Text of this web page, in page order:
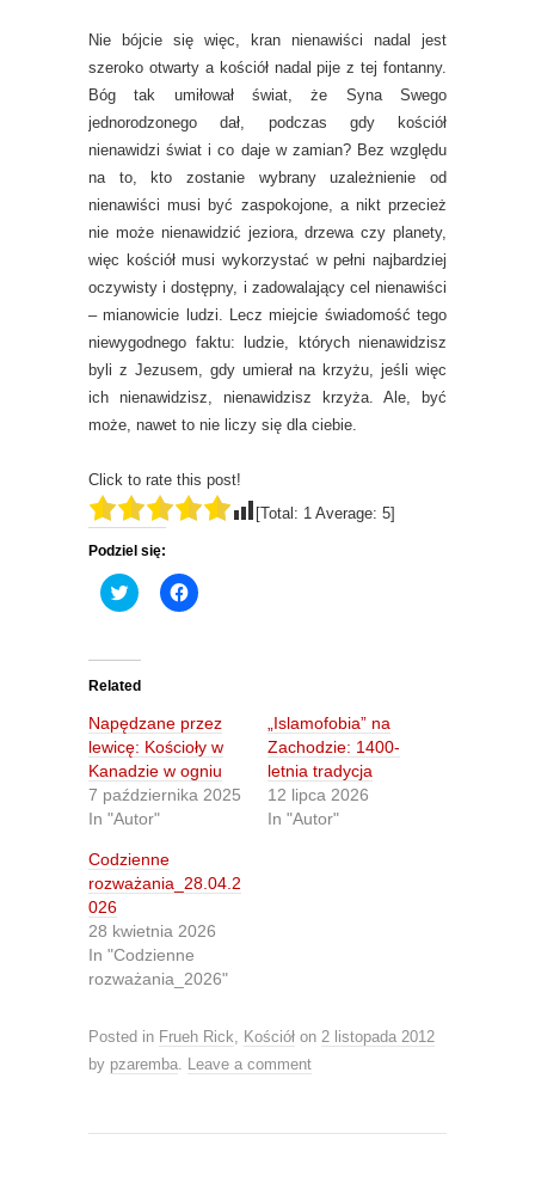
Nie bójcie się więc, kran nienawiści nadal jest
szeroko otwarty a kościół nadal pije z tej fontanny.
Bóg tak umiłował świat, że Syna Swego
jednorodzonego dał, podczas gdy kościół
nienawidzi świat i co daje w zamian? Bez względu
na to, kto zostanie wybrany uzależnienie od
nienawiści musi być zaspokojone, a nikt przecież
nie może nienawidzić jeziora, drzewa czy planety,
więc kościół musi wykorzystać w pełni najbardziej
oczywisty i dostępny, i zadowalający cel nienawiści
– mianowicie ludzi. Lecz miejcie świadomość tego
niewygodnego faktu: ludzie, których nienawidzisz
byli z Jezusem, gdy umierał na krzyżu, jeśli więc
ich nienawidzisz, nienawidzisz krzyża. Ale, być
może, nawet to nie liczy się dla ciebie.
Click to rate this post!
[Total: 1 Average: 5]
Podziel się:
C
l
t
o
s
h
a
r
e
o
n
T
w
t
t
e
r
O
e
n
n
w
d
C
l
a
r
e
o
n
F
o
o
(
p
e
n
n
e
n
Related
Napędzane przez
lewicę: Kościoły w
Kanadzie w ogniu
7 października 2025
In "Autor"
„Islamofobia” na
Zachodzie: 1400-
letnia tradycja
12 lipca 2026
In "Autor"
Codzienne
rozważania_28.04.2
026
28 kwietnia 2026
In "Codzienne
rozważania_2026"
Posted in Frueh Rick Kościół on 2 listopada 2012
by pzaremba Leave a comment